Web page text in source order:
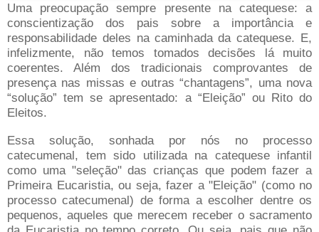
Uma preocupação sempre presente na catequese: a
conscientização dos pais sobre a importância e
responsabilidade deles na caminhada da catequese. E,
infelizmente, não temos tomados decisões lá muito
coerentes. Além dos tradicionais comprovantes de
presença nas missas e outras “chantagens”, uma nova
“solução” tem se apresentado: a “Eleição” ou Rito do
Eleitos.
Essa solução, sonhada por nós no processo
catecumenal, tem sido utilizada na catequese infantil
como uma "seleção" das crianças que podem fazer a
Primeira Eucaristia, ou seja, fazer a "Eleição" (como no
processo catecumenal) de forma a escolher dentre os
pequenos, aqueles que merecem receber o sacramento